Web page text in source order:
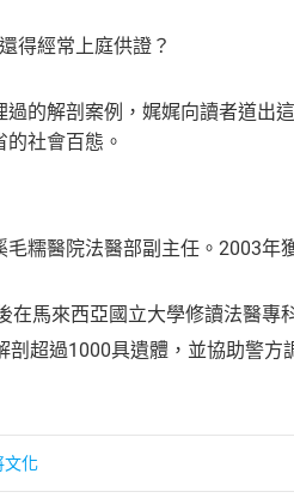
得經常上庭供證？
的解剖案例，娓娓向讀者道出
社會百態。
糯醫院法醫部副主任。2003
在馬來西亞國立大學修讀法醫
剖超過1000具遺體，並協助警
文化